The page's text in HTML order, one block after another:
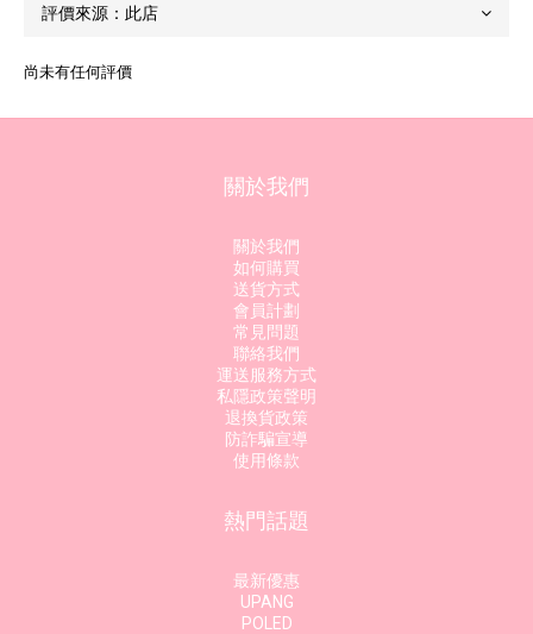
尚未有任何評價
關於我們
關於我們
如何購買
送貨方式
會員計劃
常見問題
聯絡我們
運送服務方式
私隱政策聲明
退換貨政策
防詐騙宣導
使用條款
熱門話題
最新優惠
UPANG
POLED